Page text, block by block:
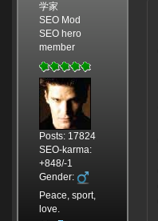
学家
SEO Mod
SEO hero
member
Posts: 17824
SEO-karma:
+848/-1
Gender:
Peace, sport,
love.